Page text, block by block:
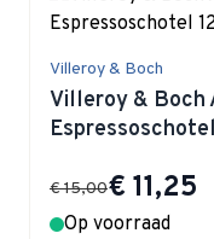
Villeroy & Boch
Villeroy & Boch
Special Price
€ 11,25
€ 15,00
Op voorraad